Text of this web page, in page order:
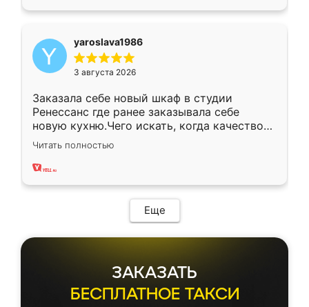
yaroslava1986
3 августа 2026
Заказала себе новый шкаф в студии
Ренессанс где ранее заказывала себе
новую кухню.Чего искать, когда качеством
вполне довольна. Служит кухня уже почти
два года, нареканий нет.
Читать полностью
Еще
ЗАКАЗАТЬ
БЕСПЛАТНОЕ ТАКСИ